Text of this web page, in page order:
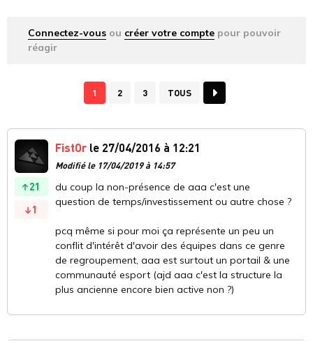
Connectez-vous ou créer votre compte pour pouvoir
réagir
1 2 3 TOUS
21
1
FistOr le 27/04/2016 à 12:21
Modifié le 17/04/2019 à 14:57
du coup la non-présence de aaa c'est une
question de temps/investissement ou autre chose ?
pcq même si pour moi ça représente un peu un
conflit d'intérêt d'avoir des équipes dans ce genre
de regroupement, aaa est surtout un portail & une
communauté esport (ajd aaa c'est la structure la
plus ancienne encore bien active non ?)